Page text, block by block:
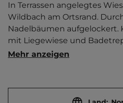
In Terrassen angelegtes
Wildbach am Ortsrand.
Nadelbäumen aufgelockert.
mit Liegewiese und
Tagesgäste über das
Ortszentrum 200 m
Touristen-/Dauerstellplätze
Mehr anzeigen